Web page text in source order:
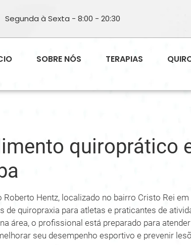
Segunda à Sexta - 8:00 - 20:30
SOBRE NÓS TERAPIAS
quiroprático
Roberto Hentz, localizado no bairro Cristo Rei
de quiropraxia para atletas e praticantes de
área, o profissional está preparado para
seu desempenho esportivo e prevenir